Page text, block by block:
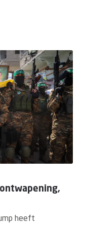
heeft